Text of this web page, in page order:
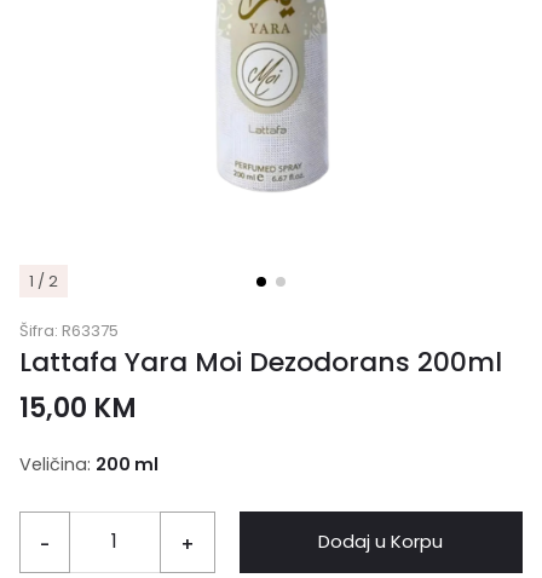
1 / 2
Šifra: R63375
Lattafa Yara Moi Dezodorans 200ml
15,00 KM
Veličina: 200 ml
- + Dodaj u Korpu